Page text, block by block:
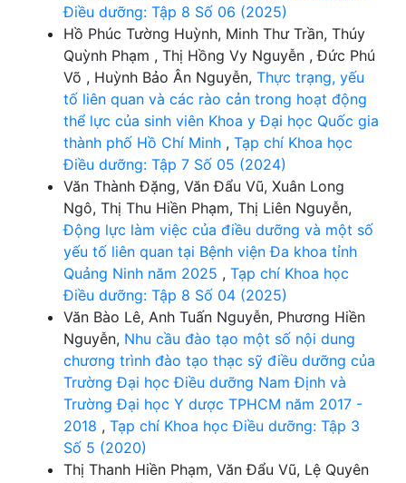
Điều dưỡng: Tập 8 Số 06 (2025)
Hồ Phúc Tường Huỳnh, Minh Thư Trần, Thúy
Quỳnh Phạm , Thị Hồng Vy Nguyễn , Đức Phú
Võ , Huỳnh Bảo Ân Nguyễn, Thực trạng, yếu
tố liên quan và các rào cản trong hoạt động
thể lực của sinh viên Khoa y Đại học Quốc gia
thành phố Hồ Chí Minh , Tạp chí Khoa học
Điều dưỡng: Tập 7 Số 05 (2024)
Văn Thành Đặng, Văn Đẩu Vũ, Xuân Long
Ngô, Thị Thu Hiền Phạm, Thị Liên Nguyễn,
Động lực làm việc của điều dưỡng và một số
yếu tố liên quan tại Bệnh viện Đa khoa tỉnh
Quảng Ninh năm 2025 , Tạp chí Khoa học
Điều dưỡng: Tập 8 Số 04 (2025)
Văn Bào Lê, Anh Tuấn Nguyễn, Phương Hiền
Nguyễn, Nhu cầu đào tạo một số nội dung
chương trình đào tạo thạc sỹ điều dưỡng của
Trường Đại học Điều dưỡng Nam Định và
Trường Đại học Y dược TPHCM năm 2017 -
2018 , Tạp chí Khoa học Điều dưỡng: Tập 3
Số 5 (2020)
Thị Thanh Hiền Phạm, Văn Đẩu Vũ, Lệ Quyên